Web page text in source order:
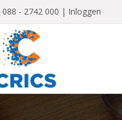
088 - 2742 000 | Inloggen